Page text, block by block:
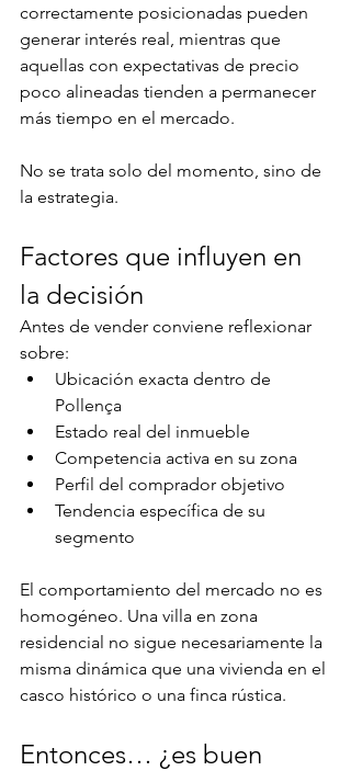
correctamente posicionadas pueden
generar interés real, mientras que
aquellas con expectativas de precio
poco alineadas tienden a permanecer
más tiempo en el mercado.
No se trata solo del momento, sino de
la estrategia.
Factores que influyen en
la decisión
Antes de vender conviene reflexionar
sobre:
Ubicación exacta dentro de
Pollença
Estado real del inmueble
Competencia activa en su zona
Perfil del comprador objetivo
Tendencia específica de su
segmento
El comportamiento del mercado no es
homogéneo. Una villa en zona
residencial no sigue necesariamente la
misma dinámica que una vivienda en el
casco histórico o una finca rústica.
Entonces… ¿es buen